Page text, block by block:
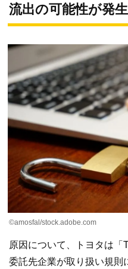
流出の可能性が発
©amosfal/stock.adobe.com
原因について、トヨタは「
委託先企業が取り扱い規則